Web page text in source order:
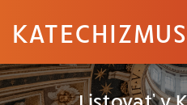
KATECHIZMUS
Listovať v